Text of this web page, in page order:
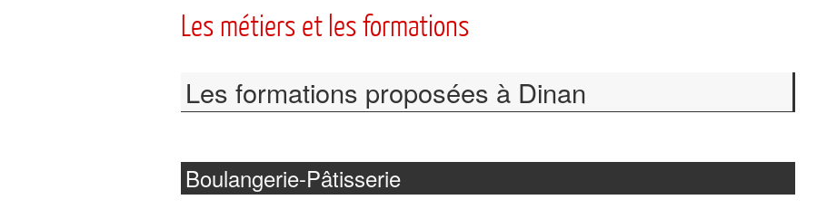
Les métiers et les formations
Les formations proposées à Dinan
Boulangerie-Pâtisserie